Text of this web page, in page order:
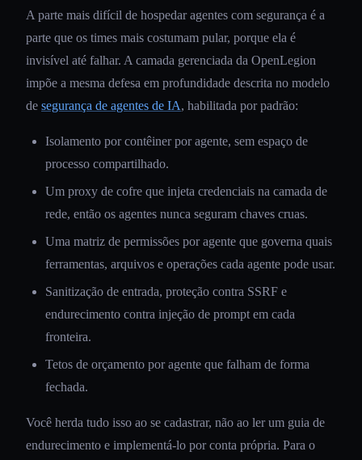
A parte mais difícil de hospedar agentes com segurança é a
parte que os times mais costumam pular, porque ela é
invisível até falhar. A camada gerenciada da OpenLegion
impõe a mesma defesa em profundidade descrita no modelo
de segurança de agentes de IA, habilitada por padrão:
Isolamento por contêiner por agente, sem espaço de
processo compartilhado.
Um proxy de cofre que injeta credenciais na camada de
rede, então os agentes nunca seguram chaves cruas.
Uma matriz de permissões por agente que governa quais
ferramentas, arquivos e operações cada agente pode usar.
Sanitização de entrada, proteção contra SSRF e
endurecimento contra injeção de prompt em cada
fronteira.
Tetos de orçamento por agente que falham de forma
fechada.
Você herda tudo isso ao se cadastrar, não ao ler um guia de
endurecimento e implementá-lo por conta própria. Para o